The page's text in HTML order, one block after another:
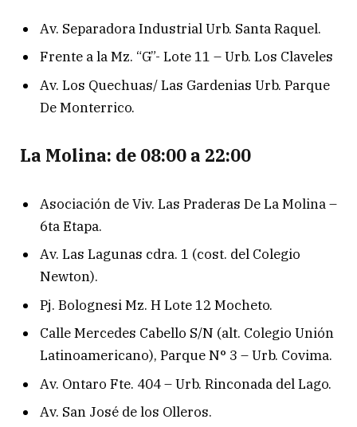
Av. Separadora Industrial Urb. Santa Raquel.
Frente a la Mz. “G”- Lote 11 – Urb. Los Claveles
Av. Los Quechuas/ Las Gardenias Urb. Parque
De Monterrico.
La Molina: de 08:00 a 22:00
Asociación de Viv. Las Praderas De La Molina –
6ta Etapa.
Av. Las Lagunas cdra. 1 (cost. del Colegio
Newton).
Pj. Bolognesi Mz. H Lote 12 Mocheto.
Calle Mercedes Cabello S/N (alt. Colegio Unión
Latinoamericano), Parque N° 3 – Urb. Covima.
Av. Ontaro Fte. 404 – Urb. Rinconada del Lago.
Av. San José de los Olleros.